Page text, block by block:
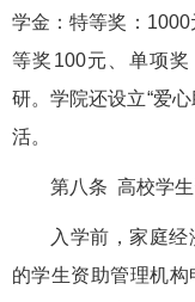
学金：特等奖：
等奖100元、单项
研。学院还设立“爱
活。
第八条 高校学
入学前，家庭经
的学生资助管理机